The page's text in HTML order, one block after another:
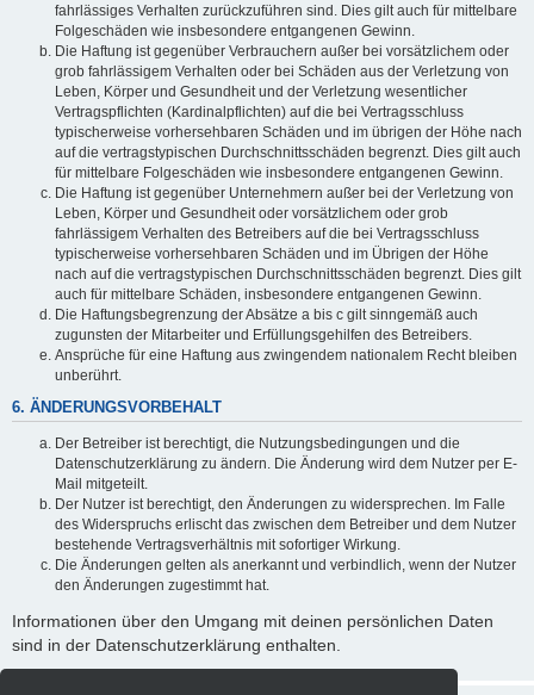
fahrlässiges Verhalten zurückzuführen sind. Dies gilt auch für mittelbare
Folgeschäden wie insbesondere entgangenen Gewinn.
Die Haftung ist gegenüber Verbrauchern außer bei vorsätzlichem oder
grob fahrlässigem Verhalten oder bei Schäden aus der Verletzung von
Leben, Körper und Gesundheit und der Verletzung wesentlicher
Vertragspflichten (Kardinalpflichten) auf die bei Vertragsschluss
typischerweise vorhersehbaren Schäden und im übrigen der Höhe nach
auf die vertragstypischen Durchschnittsschäden begrenzt. Dies gilt auch
für mittelbare Folgeschäden wie insbesondere entgangenen Gewinn.
Die Haftung ist gegenüber Unternehmern außer bei der Verletzung von
Leben, Körper und Gesundheit oder vorsätzlichem oder grob
fahrlässigem Verhalten des Betreibers auf die bei Vertragsschluss
typischerweise vorhersehbaren Schäden und im Übrigen der Höhe
nach auf die vertragstypischen Durchschnittsschäden begrenzt. Dies gilt
auch für mittelbare Schäden, insbesondere entgangenen Gewinn.
Die Haftungsbegrenzung der Absätze a bis c gilt sinngemäß auch
zugunsten der Mitarbeiter und Erfüllungsgehilfen des Betreibers.
Ansprüche für eine Haftung aus zwingendem nationalem Recht bleiben
unberührt.
6. ÄNDERUNGSVORBEHALT
Der Betreiber ist berechtigt, die Nutzungsbedingungen und die
Datenschutzerklärung zu ändern. Die Änderung wird dem Nutzer per E-
Mail mitgeteilt.
Der Nutzer ist berechtigt, den Änderungen zu widersprechen. Im Falle
des Widerspruchs erlischt das zwischen dem Betreiber und dem Nutzer
bestehende Vertragsverhältnis mit sofortiger Wirkung.
Die Änderungen gelten als anerkannt und verbindlich, wenn der Nutzer
den Änderungen zugestimmt hat.
Informationen über den Umgang mit deinen persönlichen Daten
sind in der Datenschutzerklärung enthalten.